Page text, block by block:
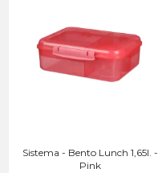
Sistema - Bento Lunch 1,65l. -
Pink